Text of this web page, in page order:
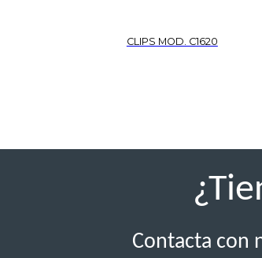
CLIPS MOD. C1620
Contacta con